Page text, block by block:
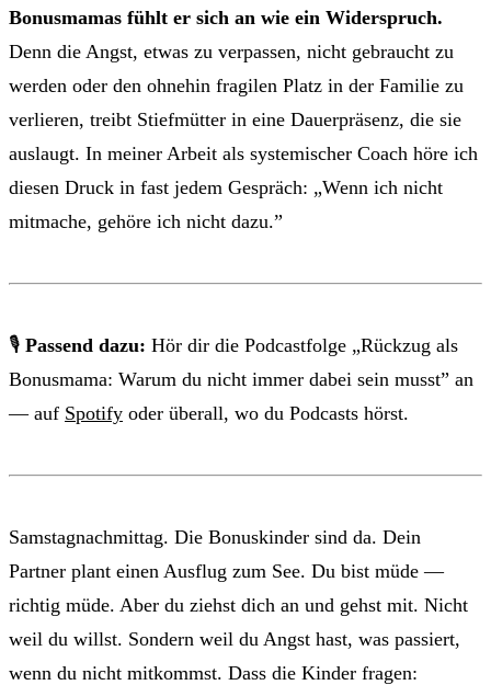
Bonusmamas fühlt er sich an wie ein Widerspruch.
Denn die Angst, etwas zu verpassen, nicht gebraucht zu
werden oder den ohnehin fragilen Platz in der Familie zu
verlieren, treibt Stiefmütter in eine Dauerpräsenz, die sie
auslaugt. In meiner Arbeit als systemischer Coach höre ich
diesen Druck in fast jedem Gespräch: „Wenn ich nicht
mitmache, gehöre ich nicht dazu.”
🎙 Passend dazu: Hör dir die Podcastfolge „Rückzug als
Bonusmama: Warum du nicht immer dabei sein musst” an
— auf Spotify oder überall, wo du Podcasts hörst.
Samstagnachmittag. Die Bonuskinder sind da. Dein
Partner plant einen Ausflug zum See. Du bist müde —
richtig müde. Aber du ziehst dich an und gehst mit. Nicht
weil du willst. Sondern weil du Angst hast, was passiert,
wenn du nicht mitkommst. Dass die Kinder fragen: